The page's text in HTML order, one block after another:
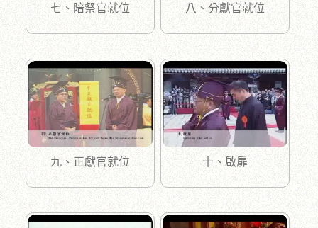
七、陪祭官就位 八、分獻官就位
九、正獻官就位 十、啟扉